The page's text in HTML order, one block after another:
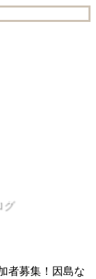
グ
者募集！因島な